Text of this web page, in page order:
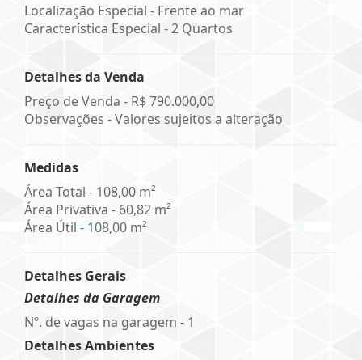
Localização Especial - Frente ao mar
Característica Especial - 2 Quartos
Detalhes da Venda
Preço de Venda - R$ 790.000,00
Observações - Valores sujeitos a alteração
Medidas
Área Total - 108,00 m²
Área Privativa - 60,82 m²
Área Útil - 108,00 m²
Detalhes Gerais
Detalhes da Garagem
Nº. de vagas na garagem - 1
Detalhes Ambientes